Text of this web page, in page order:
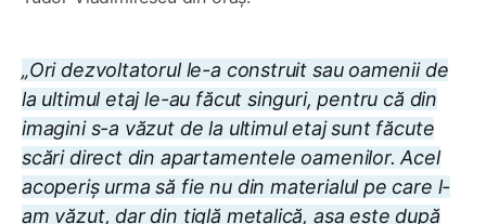
„Ori dezvoltatorul le-a construit sau oamenii de
la ultimul etaj le-au făcut singuri, pentru că din
imagini s-a văzut de la ultimul etaj sunt făcute
scări direct din apartamentele oamenilor. Acel
acoperiș urma să fie nu din materialul pe care l-
am văzut, dar din țiglă metalică, așa este după